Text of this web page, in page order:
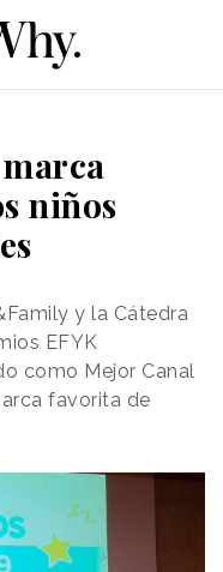
niños
y la Cátedra
EFYK
como Mejor Canal
favorita de